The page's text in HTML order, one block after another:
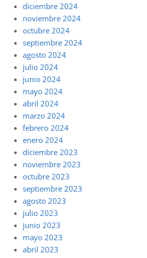
diciembre 2024
noviembre 2024
octubre 2024
septiembre 2024
agosto 2024
julio 2024
junio 2024
mayo 2024
abril 2024
marzo 2024
febrero 2024
enero 2024
diciembre 2023
noviembre 2023
octubre 2023
septiembre 2023
agosto 2023
julio 2023
junio 2023
mayo 2023
abril 2023